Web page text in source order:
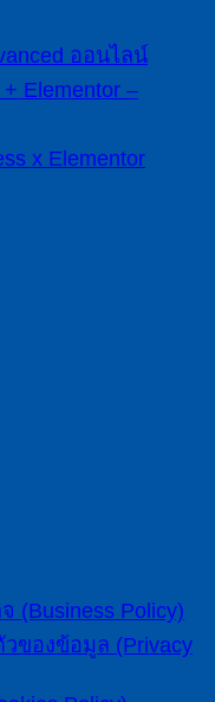
ออนไลน์
Elementor –
x Elementor
(Business Policy)
ของข้อมูล (Privacy